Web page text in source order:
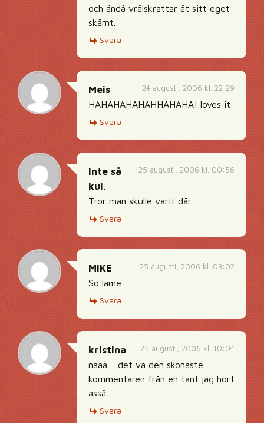
och ändå vrålskrattar åt sitt eget
skämt.
Svara
24 augusti, 2006 kl. 22:29
Meis
HAHAHAHAHAHHAHAHA! loves it
Svara
25 augusti, 2006 kl. 00:56
Inte så
kul.
Tror man skulle varit där…
Svara
25 augusti, 2006 kl. 03:02
MIKE
So lame
Svara
25 augusti, 2006 kl. 10:04
kristina
näää… det va den skönaste
kommentaren från en tant jag hört
asså..
Svara